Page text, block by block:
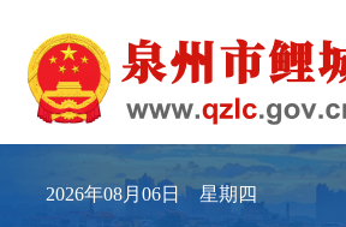
2026年08月06日 星期四